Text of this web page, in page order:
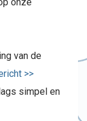
van de
>>
simpel en